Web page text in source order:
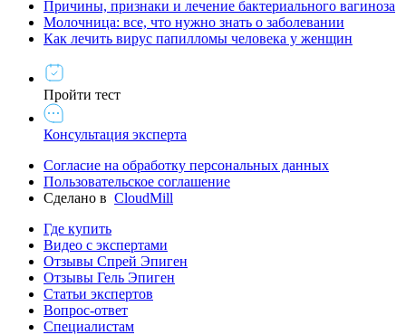
Причины, признаки и лечение бактериального вагиноза
Молочница: все, что нужно знать о заболевании
Как лечить вирус папилломы человека у женщин
Пройти тест
Консультация эксперта
Согласие на обработку персональных данных
Пользовательское соглашение
Сделано в CloudMill
Где купить
Видео с экспертами
Отзывы Спрей Эпиген
Отзывы Гель Эпиген
Статьи экспертов
Вопрос-ответ
Специалистам